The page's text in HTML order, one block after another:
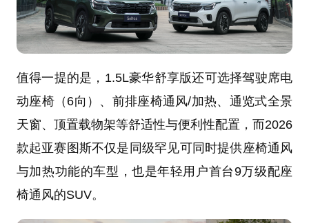
值得一提的是，1.5L豪华舒享版还可选择驾驶席电
动座椅（6向）、前排座椅通风/加热、通览式全景
天窗、顶置载物架等舒适性与便利性配置，而2026
款起亚赛图斯不仅是同级罕见可同时提供座椅通风
与加热功能的车型，也是年轻用户首台9万级配座
椅通风的SUV。